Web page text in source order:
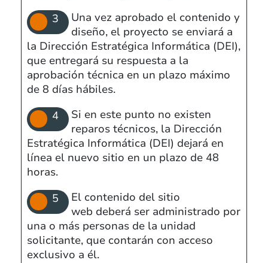
Una vez aprobado el contenido y
diseño, el proyecto se enviará a
la Dirección Estratégica Informática (DEI),
que entregará su respuesta a la
aprobación técnica en un plazo máximo
de 8 días hábiles.
Si en este punto no existen
reparos técnicos, la Dirección
Estratégica Informática (DEI) dejará en
línea el nuevo sitio en un plazo de 48
horas.
El contenido del sitio
web deberá ser administrado por
una o más personas de la unidad
solicitante, que contarán con acceso
exclusivo a él.